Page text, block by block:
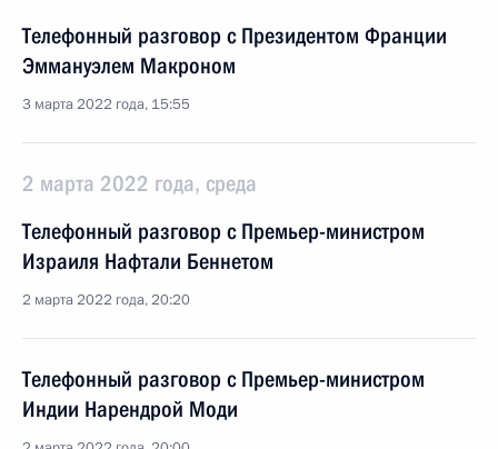
Телефонный разговор с Президентом Франции
Эммануэлем Макроном
3 марта 2022 года, 15:55
2 марта 2022 года, среда
Телефонный разговор с Премьер-министром
Израиля Нафтали Беннетом
2 марта 2022 года, 20:20
Телефонный разговор с Премьер-министром
Индии Нарендрой Моди